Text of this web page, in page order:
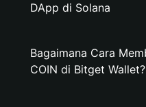
DApp di Solana
Bagaimana Cara
COIN di Bitget Wallet?